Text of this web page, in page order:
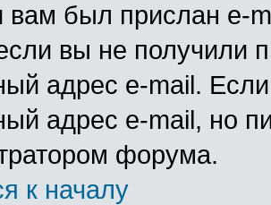
вам был прислан e-
вы не получили
адрес e-mail.
адрес e-mail, но
форума.
к началу